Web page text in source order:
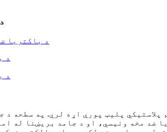
پلیټ پورې اړه لري. په سطحه د
ضد مخه ونیسي، او د جامد بریښنا له